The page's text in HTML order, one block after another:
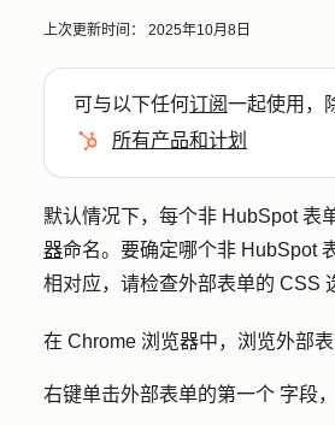
上次更新时间： 2025年10月8日
可与以下任何订阅一起使用，
所有产品和计划
默认情况下，每个非 HubSpot 表
器命名。要确定哪个非 HubSpot
相对应，请检查外部表单的 CSS
在 Chrome 浏览器中，浏览外部表
右键单击外部表单的第一个 字段